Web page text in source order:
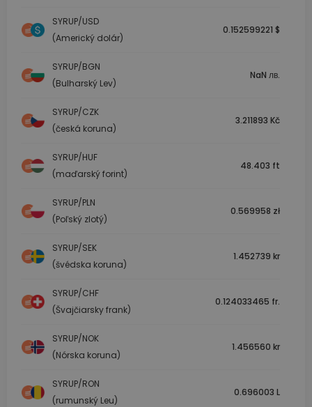
SYRUP/USD
(Americký dolár)
0.152599221 $
SYRUP/BGN
(Bulharský Lev)
NaN лв.
SYRUP/CZK
(česká koruna)
3.211893 Kč
SYRUP/HUF
(maďarský forint)
48.403 ft
SYRUP/PLN
(Poľský zlotý)
0.569958 zł
SYRUP/SEK
(švédska koruna)
1.452739 kr
SYRUP/CHF
(Švajčiarsky frank)
0.124033465 fr.
SYRUP/NOK
(Nórska koruna)
1.456560 kr
SYRUP/RON
(rumunský Leu)
0.696003 L